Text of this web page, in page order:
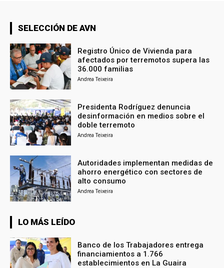
SELECCIÓN DE AVN
Registro Único de Vivienda para
afectados por terremotos supera las
36.000 familias
Andrea Teixeira
Presidenta Rodríguez denuncia
desinformación en medios sobre el
doble terremoto
Andrea Teixeira
Autoridades implementan medidas de
ahorro energético con sectores de
alto consumo
Andrea Teixeira
LO MÁS LEÍDO
Banco de los Trabajadores entrega
financiamientos a 1.766
establecimientos en La Guaira